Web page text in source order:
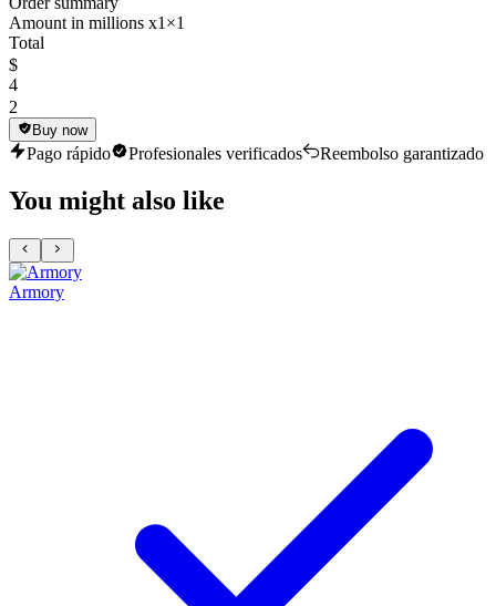
Amount in millions x1 ×1
Total
$
4
2
Buy now
Pago rápido Profesionales verificados Reembolso garantizado
You might also like
Armory